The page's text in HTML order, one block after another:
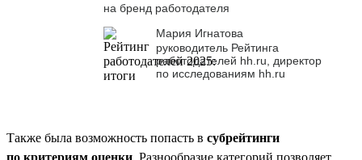
на бренд работодателя
Мария Игнатова
руководитель Рейтинга
работодателей hh.ru, директор
по исследованиям hh.ru
Также была возможность попасть в субрейтинги
по критериям оценки . Разнообразие категорий позволяет